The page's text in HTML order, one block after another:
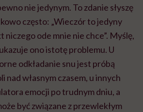
nie jedynym. To zdanie słyszę
często: „Wieczór to jedyny
niczego ode mnie nie chce”. Myślę,
ono istotę problemu. U
odkładanie snu jest próbą
nad własnym czasem, u innych
emocji po trudnym dniu, a
być związane z przewlekłym